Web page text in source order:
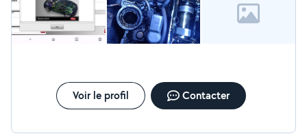
Voir le profil Contacter